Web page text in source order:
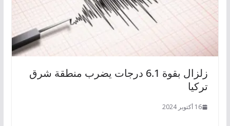
زلزال بقوة 6.1 درجات يضرب منطقة شرق
تركيا
16 أكتوبر 2024